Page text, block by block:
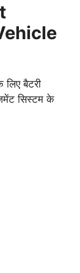
लिए बैटरी
सिस्टम के